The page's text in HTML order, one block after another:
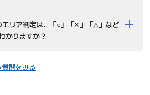
リア判定は、「○」「✕」「△」など
かりますか？
問をみる